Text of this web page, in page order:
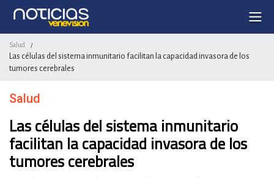
Salud /
Las células del sistema inmunitario facilitan la capacidad invasora de los
tumores cerebrales
Salud
Las células del sistema inmunitario
facilitan la capacidad invasora de los
tumores cerebrales